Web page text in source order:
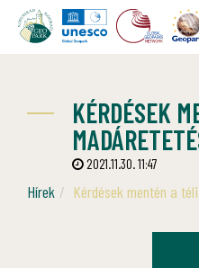
KÉRDÉSEK
2021.11.30. 11:47
Hírek Kérdések mentén a